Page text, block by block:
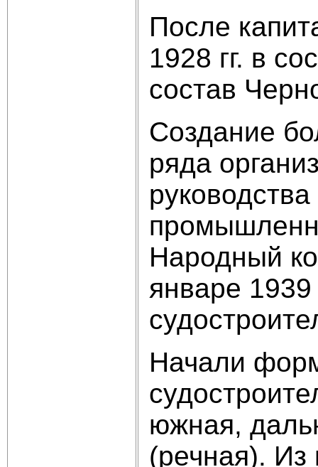
После
1928 гг. в
состав
Создание
ряда
Народный
январе
Начали
южная,
(речная). Из